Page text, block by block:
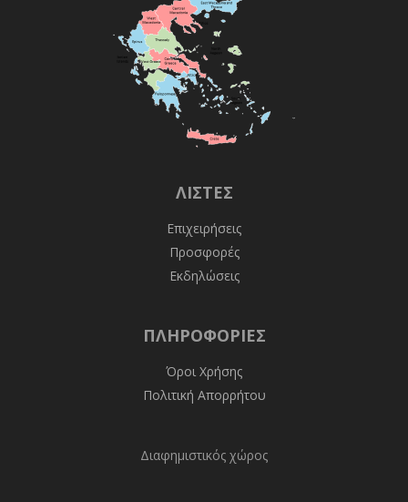
ΛΊΣΤΕΣ
Επιχειρήσεις
Προσφορές
Εκδηλώσεις
ΠΛΗΡΟΦΟΡΊΕΣ
Όροι Χρήσης
Πολιτική Απορρήτου
Διαφημιστικός χώρος